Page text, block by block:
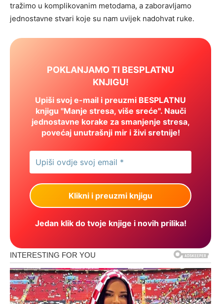
tražimo u komplikovanim metodama, a zaboravljamo
jednostavne stvari koje su nam uvijek nadohvat ruke.
POKLANJAMO TI BESPLATNU
KNJIGU!
Upiši svoj e-mail i preuzmi BESPLATNU
knjigu "Manje stresa, više sreće". Nauči
jednostavne korake za smanjenje stresa,
povećaj unutrašnji mir i živi sretnije!
Jedan klik do tvoje knjige i novih prilika!